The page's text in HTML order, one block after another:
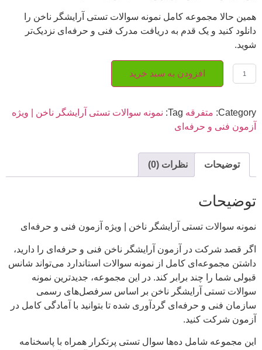
همین حالا مجموعه کامل نمونه سوالات تستی آرایشگر ناخن را
دانلود کنید و یک قدم به دریافت مدرک فنی و حرفه‌ای نزدیک‌تر
شوید.
افزودن به سبد خرید
Category: متفرقه Tag: نمونه سوالات تستی آرایشگر ناخن | ویژه
آزمون فنی و حرفه‌ای
توضیحات نظرات (0)
توضیحات
نمونه سوالات تستی آرایشگر ناخن | ویژه آزمون فنی و حرفه‌ای
اگر قصد شرکت در آزمون آرایشگر ناخن فنی و حرفه‌ای را دارید،
داشتن مجموعه‌ای کامل از نمونه سوالات استاندارد می‌تواند شانس
قبولی شما را چند برابر کند. در این مجموعه، جدیدترین نمونه
سوالات تستی آرایشگر ناخن بر اساس سرفصل‌های رسمی
سازمان فنی و حرفه‌ای گردآوری شده تا بتوانید با آمادگی کامل در
آزمون شرکت کنید.
این مجموعه شامل ده‌ها سوال تستی پرتکرار همراه با پاسخنامه